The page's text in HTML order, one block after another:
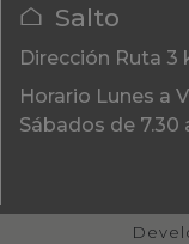
Salto
Dirección Ruta 3
Horario Lunes a
Sábados de 7.30